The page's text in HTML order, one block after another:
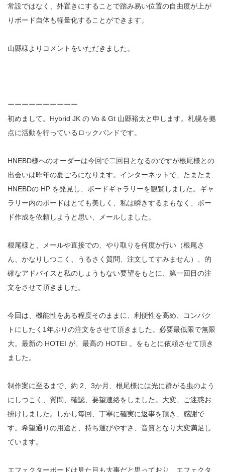
常設ではなく、外置きにすることで踏み易い位置の自由度が上が
りボード自体も軽量化することができます。
山縣様よりコメントをいただきました。
ーーーーーーーーーー
初めまして。Hybrid JK の Vo & Gt 山縣裕太と申します。札幌を拠
点に活動を行っているロックバンドです。
HNEBD様へのオーダーは今回で二回目となるのですが根尾様との
出会いは昨年の夏ごろになります。インターネットで、たまたま
HNEBDの HP を発見し、ボードギャラリーを観覧しました。ギャ
ラリー内のボードはとても美しく、私は瞬きするまもなく、ボー
ド作成を依頼しようと思い、メールしました。
根尾様と、メールや直接での、やり取りを何度か行い（根尾さ
ん、かなりしつこく、うるさく質問、注文してすみません）、的
確なアドバイスと私のしょうもない要望をもとに、第一回目の注
文をさせて頂きました。
今回は、機能性をある程度そのままに、利便性を高め、コンパク
トにしたく1年ぶりの注文をさせて頂きました。必要最低限で無限
大。最新の HOTEI が、最高の HOTEI 。をもとに依頼させて頂き
ました。
制作案に至るまで、約 2、3か月、根尾様には光に群がる虫のよう
にしつこく、質問、確認、要望連絡をしました。大変、ご迷惑お
掛けしました。しかし毎回、丁寧に確実に返事を頂き、感謝で
す。希望通りの用途と、持ち運びやすさ、音質となり大変満足し
ています。
エフェクターボードは見た目も大事だと思っており、エフェクタ